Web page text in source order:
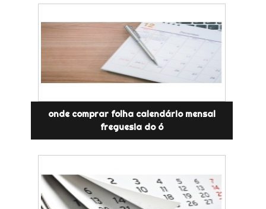
onde comprar folha calendário mensal
freguesia do ó